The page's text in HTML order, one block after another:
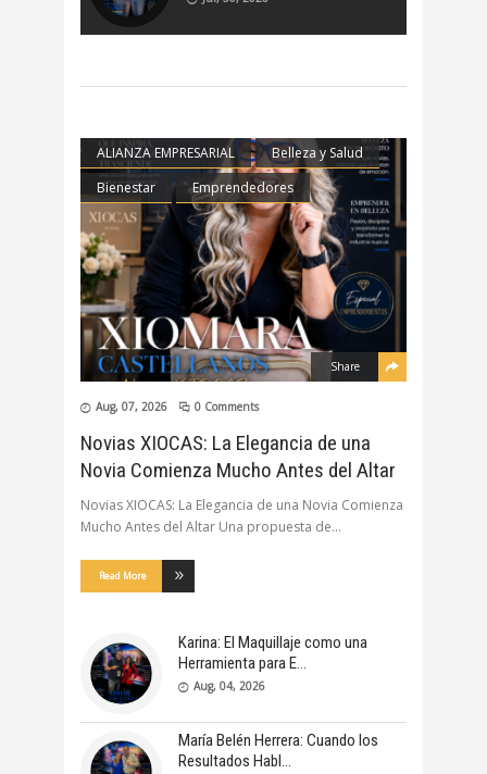
ALIANZA EMPRESARIAL
Belleza y Salud
Bienestar
Emprendedores
Share
Aug, 07, 2026 0 Comments
Novias XIOCAS: La Elegancia de una
Novia Comienza Mucho Antes del Altar
Novias XIOCAS: La Elegancia de una Novia Comienza
Mucho Antes del Altar Una propuesta de
Read More
Karina: El Maquillaje como una
Herramienta para E
Aug, 04, 2026
María Belén Herrera: Cuando los
Resultados Habl